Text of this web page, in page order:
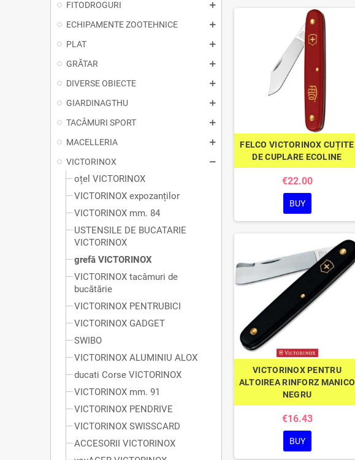
FITODROGURI
ECHIPAMENTE ZOOTEHNICE
PLAT
GRĂTAR
DIVERSE OBIECTE
GIARDINAGTHU
TACÂMURI SPORT
MACELLERIA
VICTORINOX
oțel VICTORINOX
VICTORINOX expozanților
VICTORINOX mm. 84
USTENSILE DE BUCATARIE
VICTORINOX
grefă VICTORINOX
VICTORINOX tacâmuri de
bucătărie
VICTORINOX PENTRUBICI
VICTORINOX GADGET
SWIBO
VICTORINOX ALUMINIU ALOX
ducati Corse VICTORINOX
VICTORINOX mm. 91
VICTORINOX PENDRIVE
VICTORINOX SWISSCARD
ACCESORII VICTORINOX
FELCO VICTORINOX CUȚITE
DE CUPLARE ECOLINE
€22.00
BUY
VICTORINOX PENTRU
ALTOIREA RINFORZ MANICO
NEGRU
€16.43
BUY